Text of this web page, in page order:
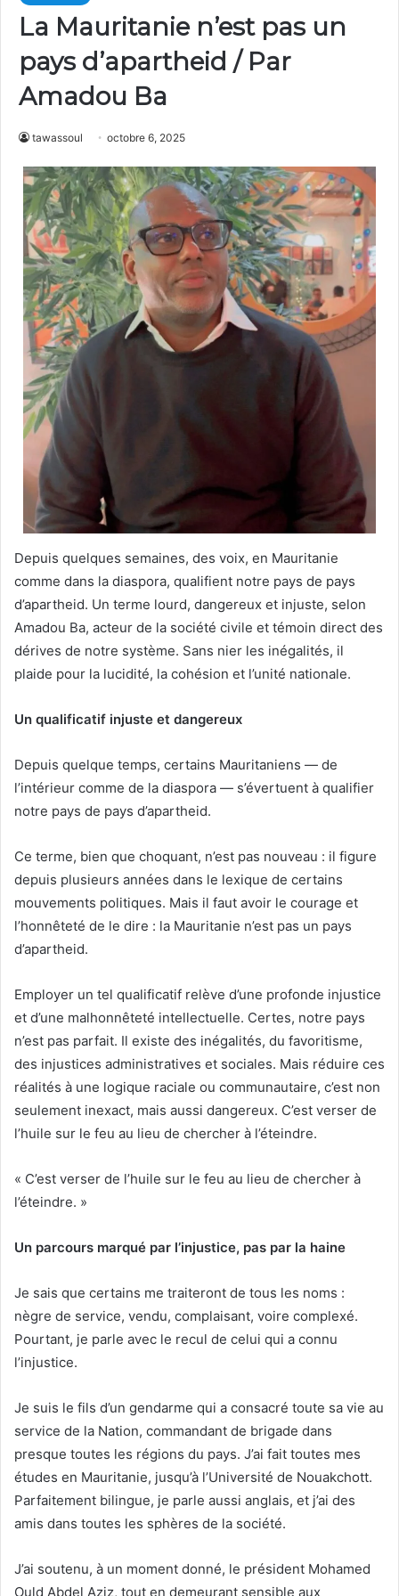
La Mauritanie n’est pas un
pays d’apartheid / Par
Amadou Ba
tawassoul octobre 6, 2025
Depuis quelques semaines, des voix, en Mauritanie
comme dans la diaspora, qualifient notre pays de pays
d’apartheid. Un terme lourd, dangereux et injuste, selon
Amadou Ba, acteur de la société civile et témoin direct des
dérives de notre système. Sans nier les inégalités, il
plaide pour la lucidité, la cohésion et l’unité nationale.
Un qualificatif injuste et dangereux
Depuis quelque temps, certains Mauritaniens — de
l’intérieur comme de la diaspora — s’évertuent à qualifier
notre pays de pays d’apartheid.
Ce terme, bien que choquant, n’est pas nouveau : il figure
depuis plusieurs années dans le lexique de certains
mouvements politiques. Mais il faut avoir le courage et
l’honnêteté de le dire : la Mauritanie n’est pas un pays
d’apartheid.
Employer un tel qualificatif relève d’une profonde injustice
et d’une malhonnêteté intellectuelle. Certes, notre pays
n’est pas parfait. Il existe des inégalités, du favoritisme,
des injustices administratives et sociales. Mais réduire ces
réalités à une logique raciale ou communautaire, c’est non
seulement inexact, mais aussi dangereux. C’est verser de
l’huile sur le feu au lieu de chercher à l’éteindre.
« C’est verser de l’huile sur le feu au lieu de chercher à
l’éteindre. »
Un parcours marqué par l’injustice, pas par la haine
Je sais que certains me traiteront de tous les noms :
nègre de service, vendu, complaisant, voire complexé.
Pourtant, je parle avec le recul de celui qui a connu
l’injustice.
Je suis le fils d’un gendarme qui a consacré toute sa vie au
service de la Nation, commandant de brigade dans
presque toutes les régions du pays. J’ai fait toutes mes
études en Mauritanie, jusqu’à l’Université de Nouakchott.
Parfaitement bilingue, je parle aussi anglais, et j’ai des
amis dans toutes les sphères de la société.
J’ai soutenu, à un moment donné, le président Mohamed
Ould Abdel Aziz, tout en demeurant sensible aux